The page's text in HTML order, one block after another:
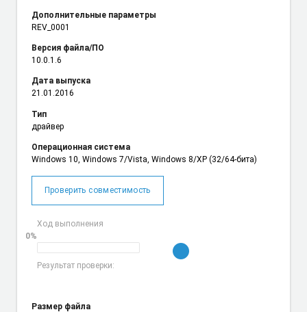
Дополнительные параметры
REV_0001
Версия файла/ПО
10.0.1.6
Дата выпуска
21.01.2016
Тип
драйвер
Операционная система
Windows 10, Windows 7/Vista, Windows 8/XP (32/64-бита)
Проверить совместимость
Ход выполнения
0%
Результат проверки:
Размер файла